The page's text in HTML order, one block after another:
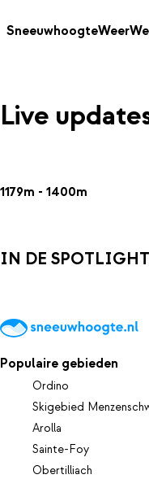
SneeuwhoogteWeer
Live
1179m - 1400m
IN DE SPOTLIGHT
Populaire gebieden
Ordino
Skigebied
Arolla
Sainte-Foy
Obertilliach